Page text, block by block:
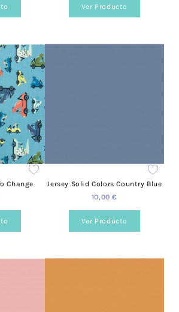
Ver Producto
Change
Jersey Solid Colors Country Blue
10,00 €
Ver Producto